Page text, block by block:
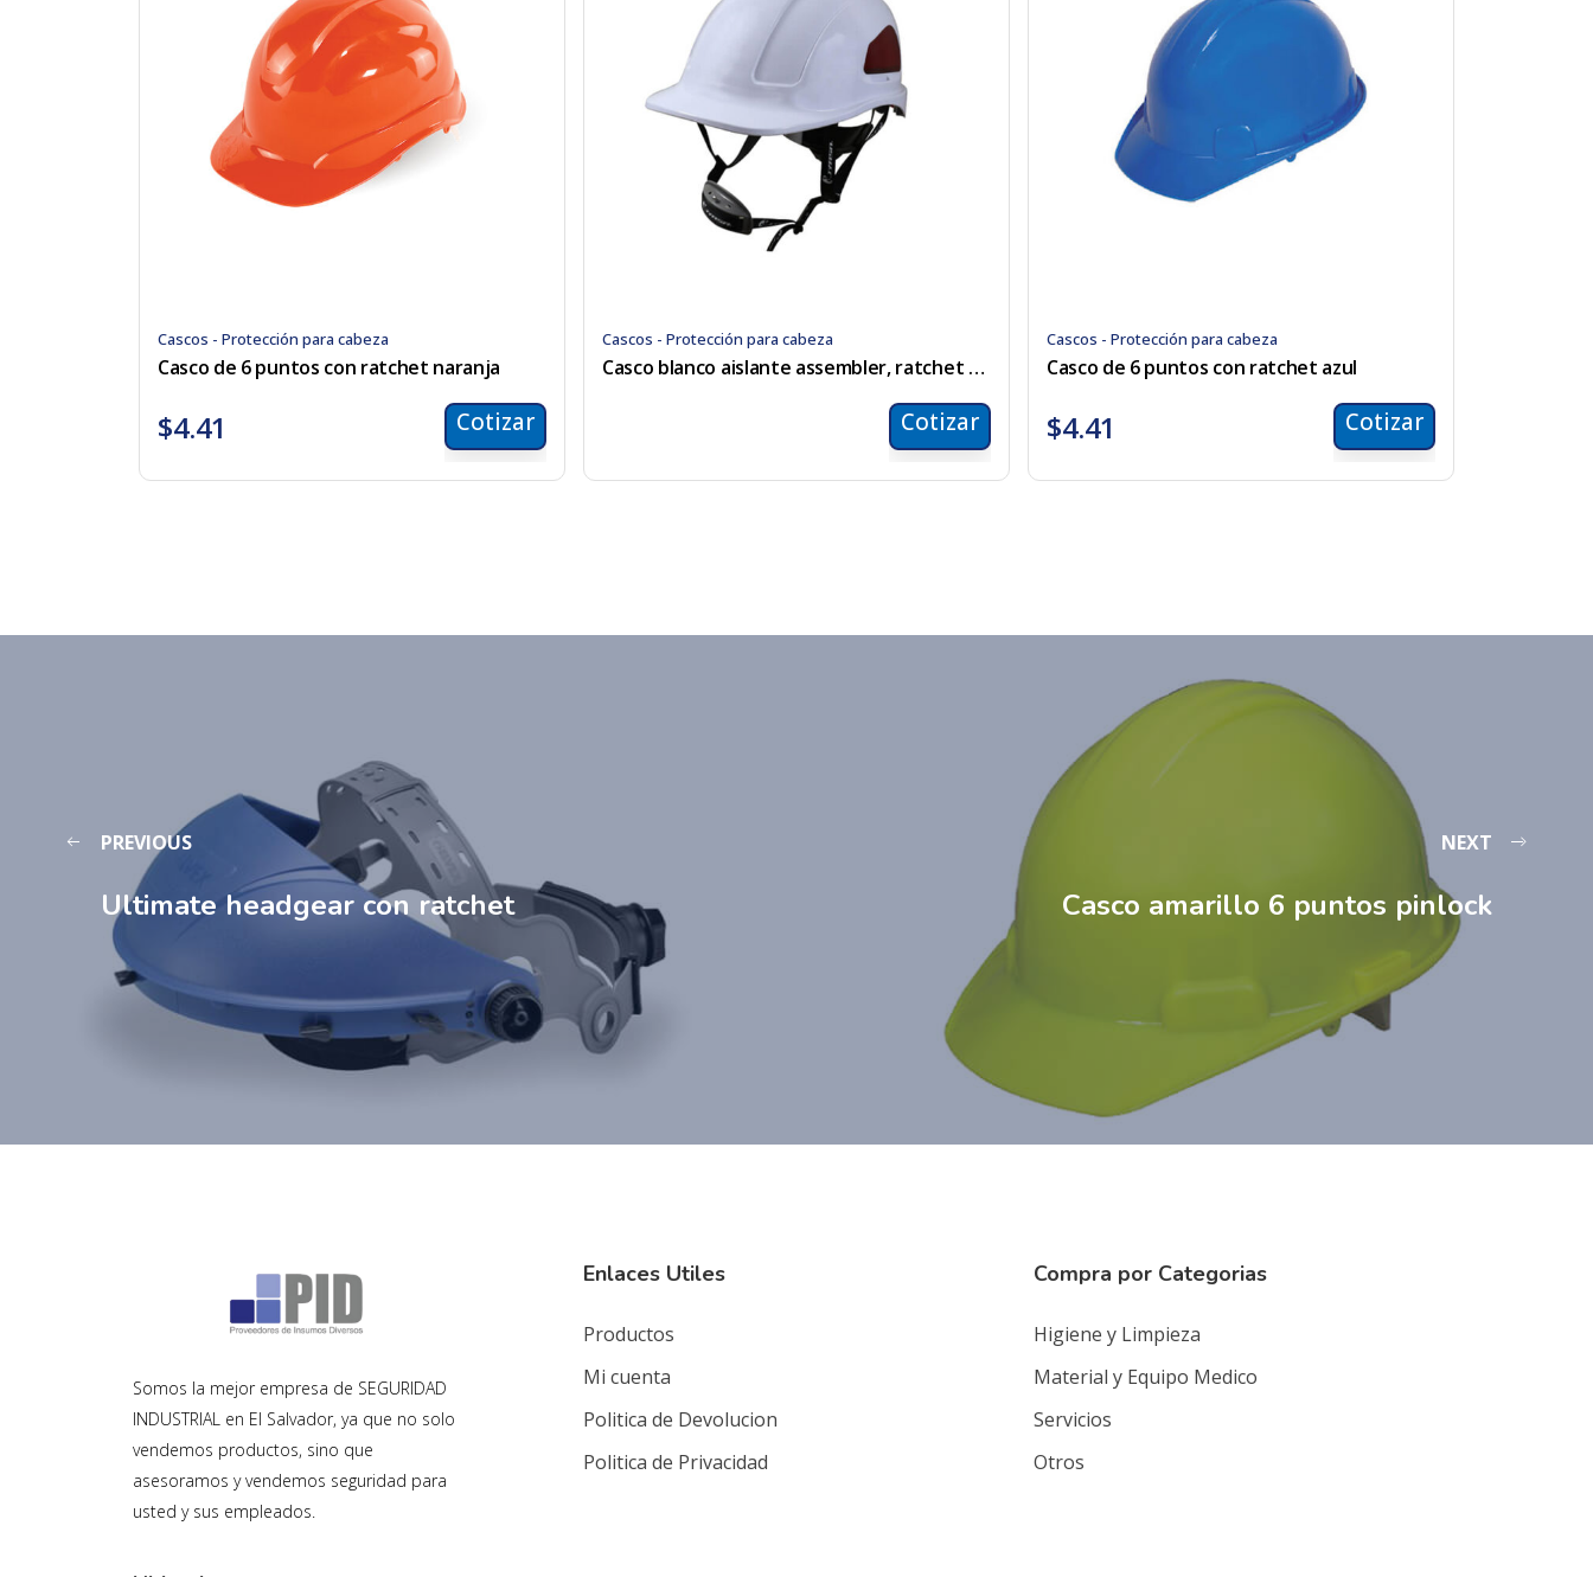
Cascos - Protección para cabeza
Casco de 6 puntos con ratchet naranja
$4.41 Cotizar
Cascos - Protección para cabeza
Casco blanco aislante assembler, ratchet y barbiquejo
Cotizar
Cascos - Protección para cabeza
Casco de 6 puntos con ratchet azul
$4.41 Cotizar
PREVIOUS
Ultimate headgear con ratchet
NEXT
Casco amarillo 6 puntos pinlock
Somos la mejor empresa de SEGURIDAD
INDUSTRIAL en El Salvador, ya que no solo
vendemos productos, sino que
asesoramos y vendemos seguridad para
usted y sus empleados.
Enlaces Utiles
Productos
Mi cuenta
Politica de Devolucion
Politica de Privacidad
Compra por Categorias
Higiene y Limpieza
Material y Equipo Medico
Servicios
Otros